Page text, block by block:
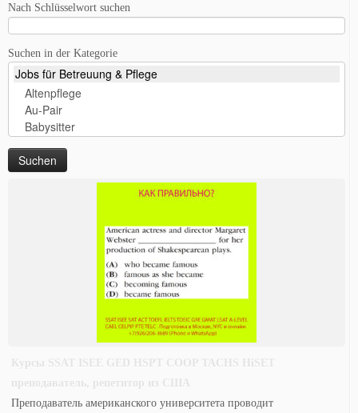
Nach Schlüsselwort suchen
Suchen in der Kategorie
Курсы SSAT ISEE GED HSPT COOP TACHS HiSET
преподаватель, репетитор из США
Преподаватель американского университета проводит